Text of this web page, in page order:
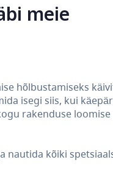
meie
hõlbustamiseks
isegi siis, kui
rakenduse
nautida kõiki